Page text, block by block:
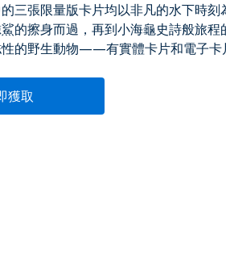
三張限量版卡片均以非凡的水下時
的擦身而過，再到小海龜史詩般旅
的野生動物——有實體卡片和電子卡
獲取